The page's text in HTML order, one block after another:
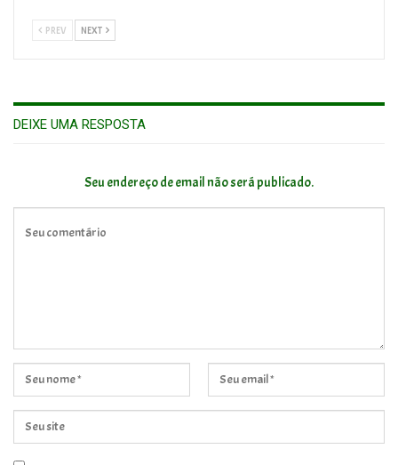
PREV NEXT
DEIXE UMA RESPOSTA
Seu endereço de email não será publicado.